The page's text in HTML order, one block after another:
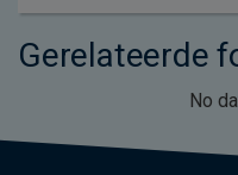
Gerelateerde
No